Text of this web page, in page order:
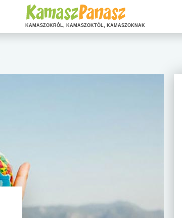
KAMASZOKRÓL, KAMASZOKTÓL, KAMASZOKNAK